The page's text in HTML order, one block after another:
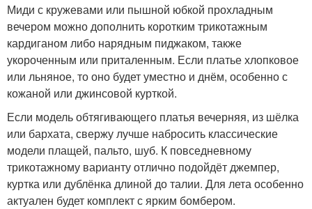
Миди с кружевами или пышной юбкой прохладным
вечером можно дополнить коротким трикотажным
кардиганом либо нарядным пиджаком, также
укороченным или приталенным. Если платье хлопковое
или льняное, то оно будет уместно и днём, особенно с
кожаной или джинсовой курткой.
Если модель обтягивающего платья вечерняя, из шёлка
или бархата, свержу лучше набросить классические
модели плащей, пальто, шуб. К повседневному
трикотажному варианту отлично подойдёт джемпер,
куртка или дублёнка длиной до талии. Для лета особенно
актуален будет комплект с ярким бомбером.